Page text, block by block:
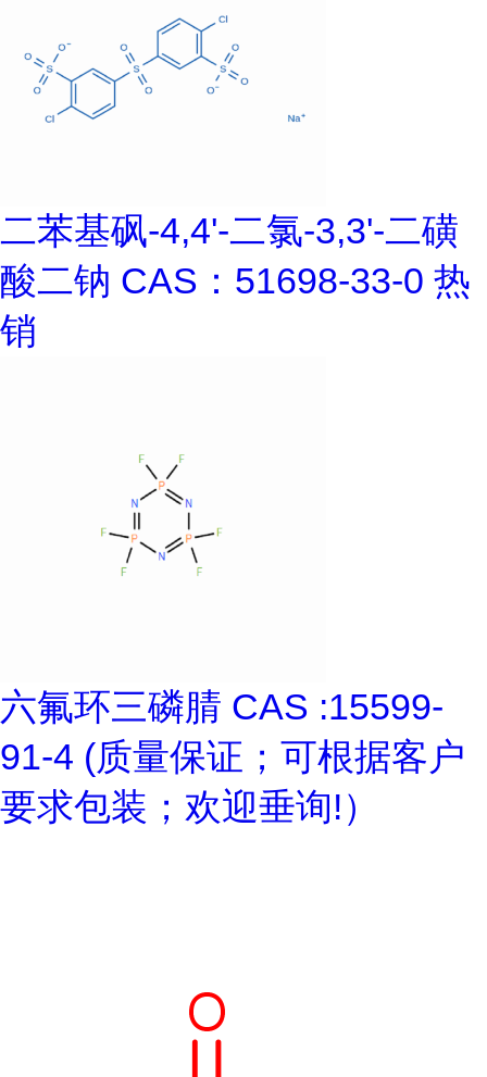
二苯基砜-4,4'-二氯-3,3'-二磺
酸二钠 CAS：51698-33-0 热
销
六氟环三磷腈 CAS :15599-
91-4 (质量保证；可根据客户
要求包装；欢迎垂询!）